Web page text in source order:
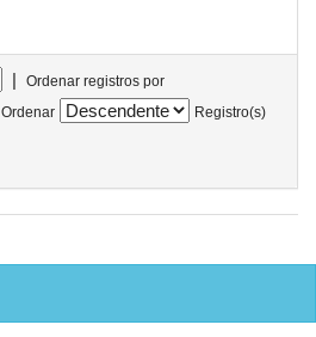
|
Ordenar registros por
Ordenar
Registro(s)